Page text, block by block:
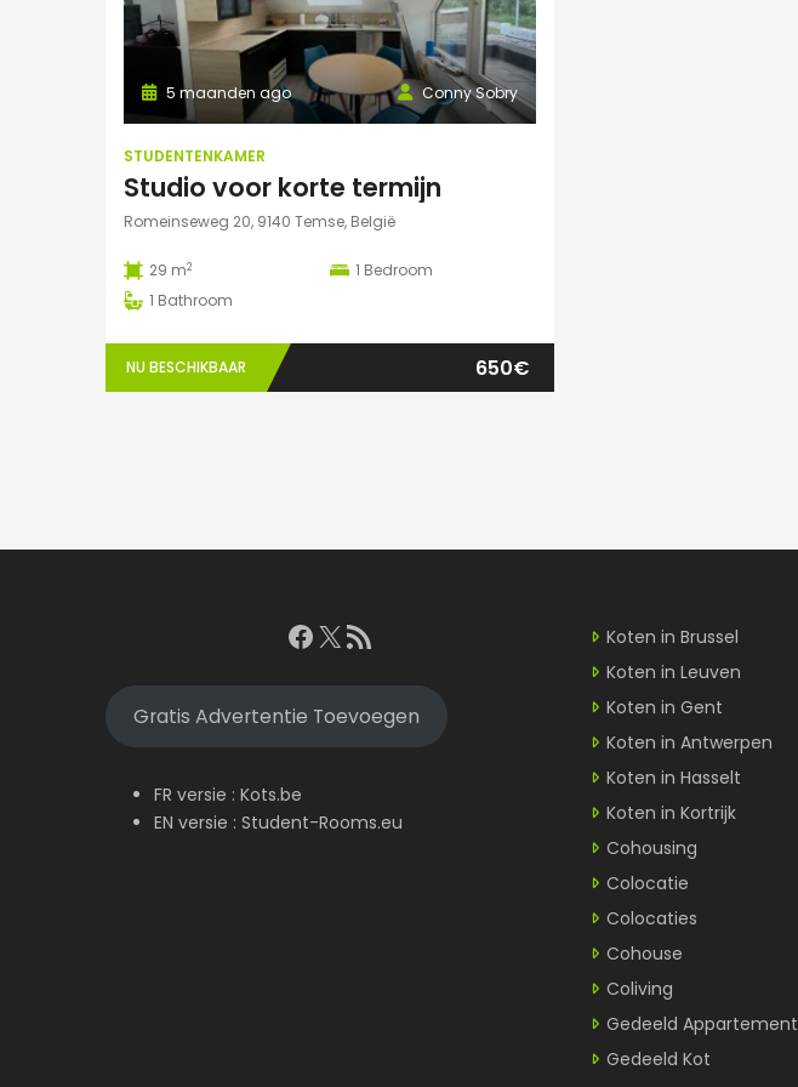
Conny Sobry
5 maanden ago
STUDENTENKAMER
Studio voor korte termijn
Romeinseweg 20, 9140 Temse, België
29 m2 1 Bedroom
1 Bathroom
NU BESCHIKBAAR 650€
Facebook
X RSS feed
Gratis Advertentie Toevoegen
FR versie : Kots.be
EN versie : Student-Rooms.eu
Koten in Brussel
Koten in Leuven
Koten in Gent
Koten in Antwerpen
Koten in Hasselt
Koten in Kortrijk
Cohousing
Colocatie
Colocaties
Cohouse
Coliving
Gedeeld Appartement
Gedeeld Kot